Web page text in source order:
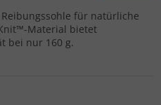
für natürliche
Material bietet
bei nur 160 g.